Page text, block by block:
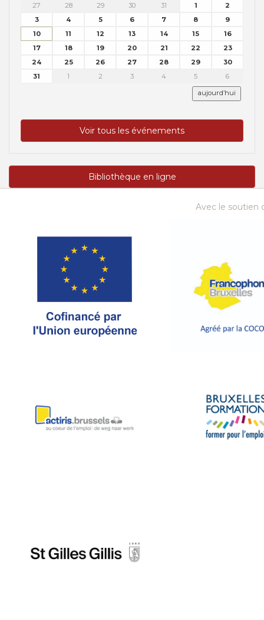
27
28 29 30 31 1
2
3
4 5 6 7 8
9
10
11 12 13 14 15
16
17
18 19 20 21 22
23
24
25 26 27 28 29
30
31
1 2 3 4 5 6
aujourd’hui
Voir tous les événements
Bibliothèque en ligne
Avec le soutien